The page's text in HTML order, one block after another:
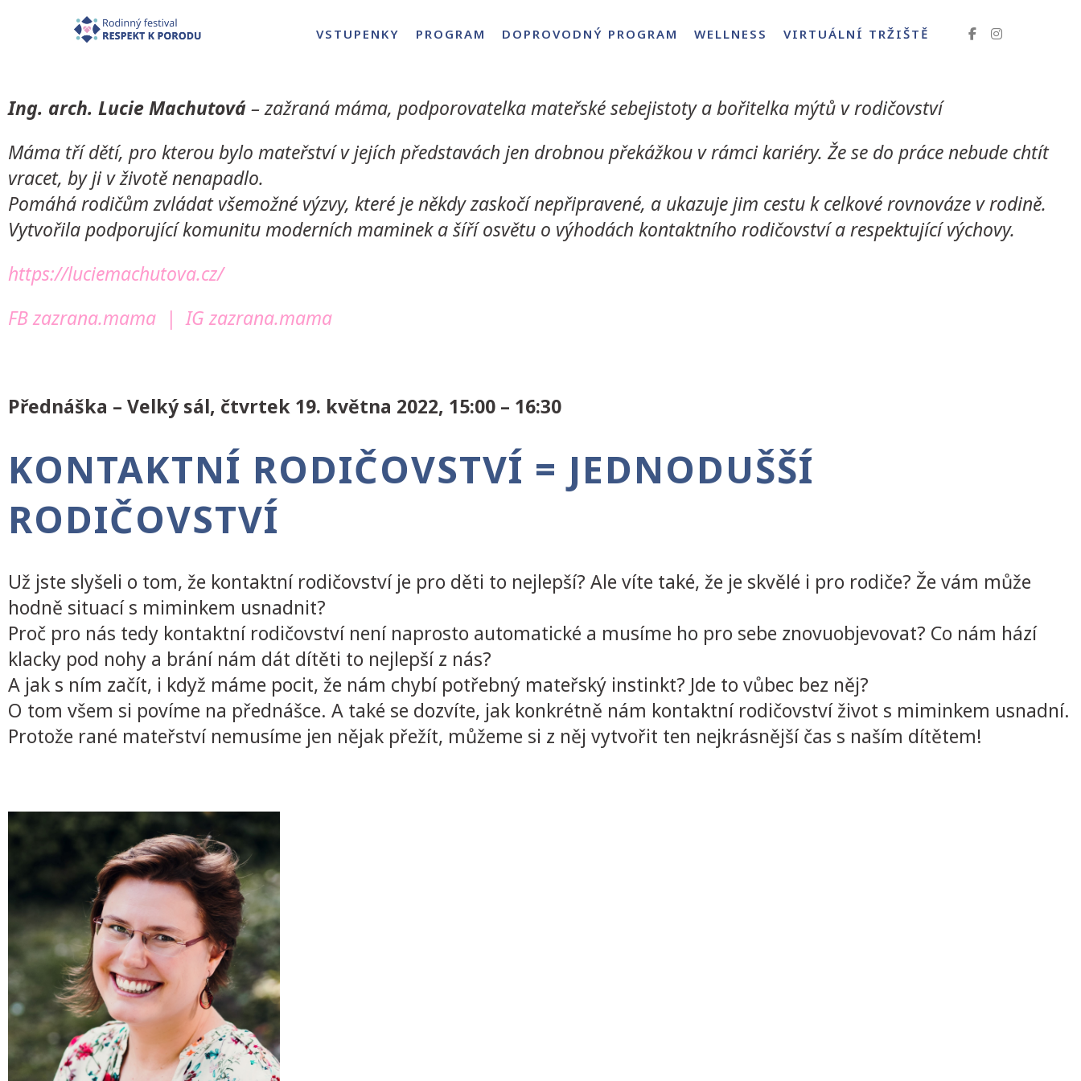
VSTUPENKY PROGRAM DOPROVODNÝ PROGRAM WELLNESS VIRTUÁLNÍ TRŽIŠTĚ
Ing. arch. Lucie Machutová– zažraná máma, podporovatelka mateřské sebejistoty a bořitelka mýtů v rodičovství
Máma tří dětí, pro kterou bylo mateřství v jejích představách jen drobnou překážkou v rámci kariéry. Že se do práce nebude chtít
vracet, by ji v životě nenapadlo.
Pomáhá rodičům zvládat všemožné výzvy, které je někdy zaskočí nepřipravené, a ukazuje jim cestu k celkové rovnováze v rodině.
Vytvořila podporující komunitu moderních maminek a šíří osvětu o výhodách kontaktního rodičovství a respektující výchovy.
https://luciemachutova.cz/
FB zazrana.mama |IG zazrana.mama
Přednáška – Velký sál, čtvrtek 19. května 2022, 15:00 – 16:30
KONTAKTNÍ RODIČOVSTVÍ = JEDNODUŠŠÍ
RODIČOVSTVÍ
Už jste slyšeli o tom, že kontaktní rodičovství je pro děti to nejlepší? Ale víte také, že je skvělé i pro rodiče? Že vám může
hodně situací s miminkem usnadnit?
Proč pro nás tedy kontaktní rodičovství není naprosto automatické a musíme ho pro sebe znovuobjevovat? Co nám hází
klacky pod nohy a brání nám dát dítěti to nejlepší z nás?
A jak s ním začít, i když máme pocit, že nám chybí potřebný mateřský instinkt? Jde to vůbec bez něj?
O tom všem si povíme na přednášce. A také se dozvíte, jak konkrétně nám kontaktní rodičovství život s miminkem usnadní.
Protože rané mateřství nemusíme jen nějak přežít, můžeme si z něj vytvořit ten nejkrásnější čas s naším dítětem!